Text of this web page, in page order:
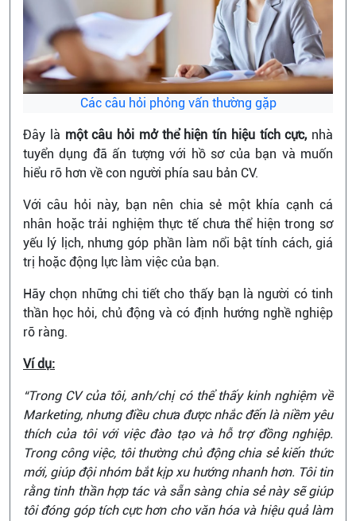
Các câu hỏi phỏng vấn thường gặp
Đây là một câu hỏi mở thể hiện tín hiệu tích cực,nhà
tuyển dụng đã ấn tượng với hồ sơ của bạn và muốn
hiểu rõ hơn về con người phía sau bản CV.
Với câu hỏi này, bạn nên chia sẻ một khía cạnh cá
nhân hoặc trải nghiệm thực tế chưa thể hiện trong sơ
yếu lý lịch, nhưng góp phần làm nổi bật tính cách, giá
trị hoặc động lực làm việc của bạn.
Hãy chọn những chi tiết cho thấy bạn là người có tinh
thần học hỏi, chủ động và có định hướng nghề nghiệp
rõ ràng.
Ví dụ:
“Trong CV của tôi, anh/chị có thể thấy kinh nghiệm về
Marketing, nhưng điều chưa được nhắc đến là niềm yêu
thích của tôi với việc đào tạo và hỗ trợ đồng nghiệp.
Trong công việc, tôi thường chủ động chia sẻ kiến thức
mới, giúp đội nhóm bắt kịp xu hướng nhanh hơn. Tôi tin
rằng tinh thần hợp tác và sẵn sàng chia sẻ này sẽ giúp
tôi đóng góp tích cực hơn cho văn hóa và hiệu quả làm